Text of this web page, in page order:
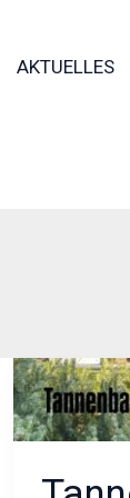
AKTUELLES
2025